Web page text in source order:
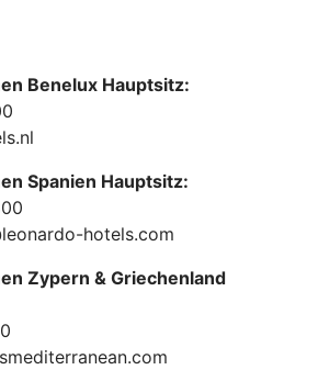
Benelux Hauptsitz:
Spanien Hauptsitz:
hotels.com
Zypern & Griechenland